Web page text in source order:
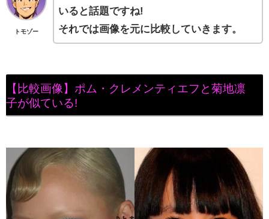
トモゾー
いると話題ですね!
それでは画像を元に比較していきます。
【比較画像】ポム・クレメンティエフと菊地凛
子が似ている!